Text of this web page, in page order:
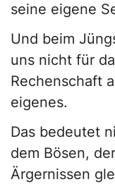
seine eigene
Und beim
uns nicht für
Rechenschaft
eigenes.
Das bedeutet
dem Bösen,
Ärgernissen